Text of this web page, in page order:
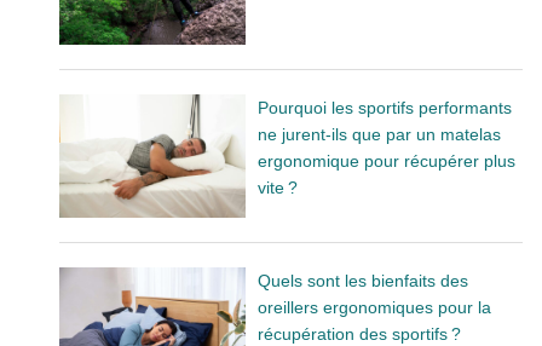
Pourquoi les sportifs performants
ne jurent-ils que par un matelas
ergonomique pour récupérer plus
vite ?
Quels sont les bienfaits des
oreillers ergonomiques pour la
récupération des sportifs ?